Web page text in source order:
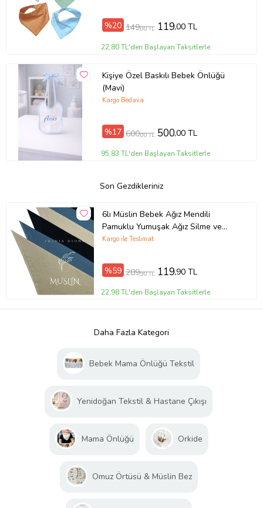
%20 149,00 TL 119,00 TL
22,80 TL'den Başlayan Taksitlerle
Kişiye Özel Baskılı Bebek Önlüğü
(Mavi)
Kargo Bedava
%17 600,00 TL 500,00 TL
95,83 TL'den Başlayan Taksitlerle
Son Gezdikleriniz
6lı Müslin Bebek Ağız Mendili
Pamuklu Yumuşak Ağız Silme ve
Temizleme Bezi Anne Bebek Bakım
Bebek Banyo Kurulama Bezleri
25x25 % 100 Pamuk 6 Adet Müslin
Ağız Bezi Seti (Okyanus Mavi)
Kargo ile Teslimat
%59 289,90 TL 119,90 TL
22,98 TL'den Başlayan Taksitlerle
Daha Fazla Kategori
Bebek Mama Önlüğü Tekstil
Yenidoğan Tekstil & Hastane Çıkışı
Mama Önlüğü Orkide
Omuz Örtüsü & Müslin Bez